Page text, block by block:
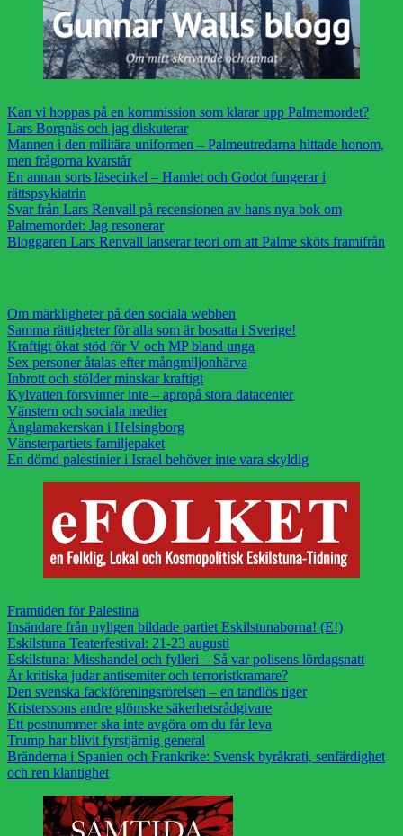
Kan vi hoppas på en kommission som klarar upp Palmemordet?
Lars Borgnäs och jag diskuterar
Mannen i den militära uniformen – Palmeutredarna hittade honom,
men frågorna kvarstår
En annan sorts läsecirkel – Hamlet och Godot fungerar i
rättspsykiatrin
Svar från Lars Renvall på recensionen av hans nya bok om
Palmemordet: Jag resonerar
Bloggaren Lars Renvall lanserar teori om att Palme sköts framifrån
Om märkligheter på den sociala webben
Samma rättigheter för alla som är bosatta i Sverige!
Kraftigt ökat stöd för V och MP bland unga
Sex personer åtalas efter mångmiljonhärva
Inbrott och stölder minskar kraftigt
Kylvatten försvinner inte – apropå stora datacenter
Vänstern och sociala medier
Änglamakerskan i Helsingborg
Vänsterpartiets familjepaket
En dömd palestinier i Israel behöver inte vara skyldig
Framtiden för Palestina
Insändare från nyligen bildade partiet Eskilstunaborna! (E!)
Eskilstuna Teaterfestival: 21-23 augusti
Eskilstuna: Misshandel och fylleri – Så var polisens lördagsnatt
Är kritiska judar antisemiter och terroristkramare?
Den svenska fackföreningsrörelsen – en tandlös tiger
Kristerssons andre glömske säkerhetsrådgivare
Ett postnummer ska inte avgöra om du får leva
Trump har blivit fyrstjärnig general
Bränderna i Spanien och Frankrike: Svensk byråkrati, senfärdighet
och ren klantighet